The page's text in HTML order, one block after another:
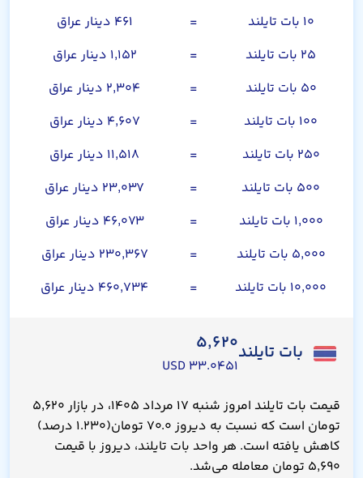
۱۰ بات تایلند
=
۴۶۱ دینار عراق
۲۵ بات تایلند
=
۱,۱۵۲ دینار عراق
۵۰ بات تایلند
=
۲,۳۰۴ دینار عراق
۱۰۰ بات تایلند
=
۴,۶۰۷ دینار عراق
۲۵۰ بات تایلند
=
۱۱,۵۱۸ دینار عراق
۵۰۰ بات تایلند
=
۲۳,۰۳۷ دینار عراق
۱,۰۰۰ بات تایلند
=
۴۶,۰۷۳ دینار عراق
۵,۰۰۰ بات تایلند
=
۲۳۰,۳۶۷ دینار عراق
۱۰,۰۰۰ بات تایلند
= ۴۶۰,۷۳۴ دینار عراق
بات تایلند۵,۶۲۰
۳۳.۰۴۵۱ USD
قیمت بات تایلند امروز شنبه ۱۷ مرداد ۱۴۰۵، در بازار ۵,۶۲۰
تومان است که نسبت به دیروز ۷۰.۰ تومان(۱.۲۳۰ درصد)
کاهش یافته است. هر واحد بات تایلند، دیروز با قیمت
۵,۶۹۰ تومان معامله می‌شد.